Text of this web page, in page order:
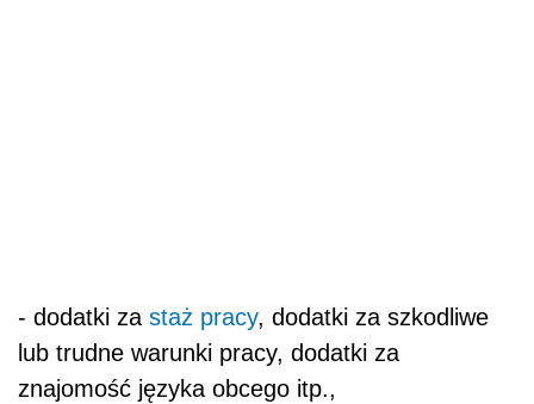
- dodatki za staż pracy, dodatki za szkodliwe
lub trudne warunki pracy, dodatki za
znajomość języka obcego itp.,